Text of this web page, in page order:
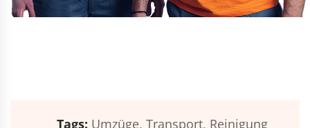
Tags: Umzüge, Transport, Reinigung